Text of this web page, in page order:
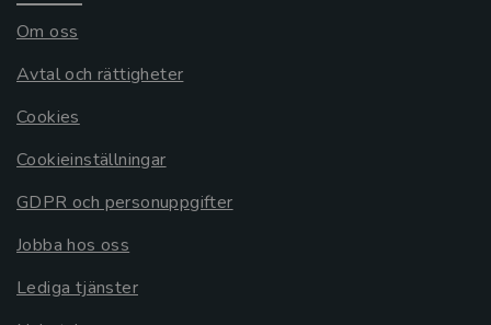
Om oss
Avtal och rättigheter
Cookies
Cookieinställningar
GDPR och personuppgifter
Jobba hos oss
Lediga tjänster